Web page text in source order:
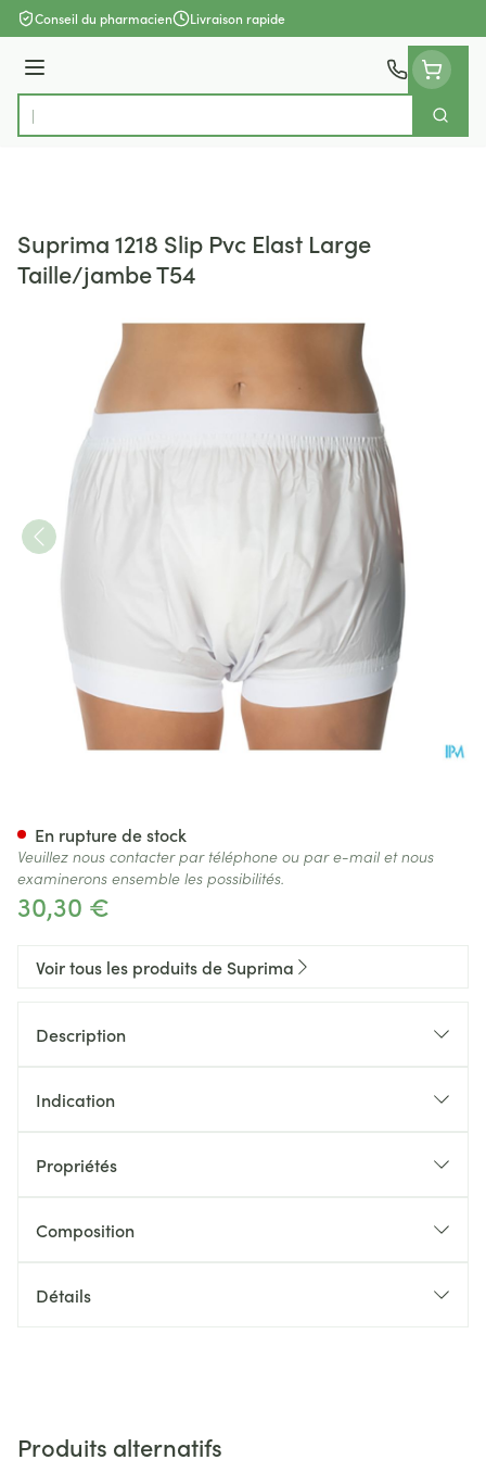
Aller au contenu
Conseil du pharmacien Livraison rapide
Menu
Rechercher
Suprima 1218 Slip Pvc Elast Large
Taille/jambe T54
30,30 €
En rupture de stock
Veuillez nous contacter par téléphone ou par e-mail et nous
examinerons ensemble les possibilités.
Voir tous les produits de Suprima
Description
Indication
Propriétés
Composition
Détails
Produits alternatifs